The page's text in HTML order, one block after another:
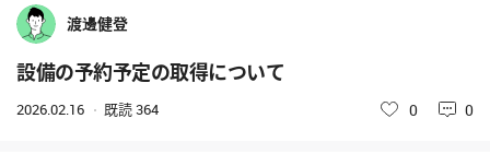
渡邊健登
設備の予約予定の取得について
2026.02.16 既読364 いいね
0 0